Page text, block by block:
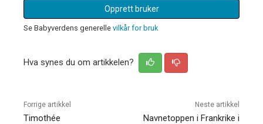
Opprett bruker
Se Babyverdens generelle vilkår for bruk
Hva synes du om artikkelen?
Forrige artikkel
Timothée
Neste artikkel
Navnetoppen i Frankrike i